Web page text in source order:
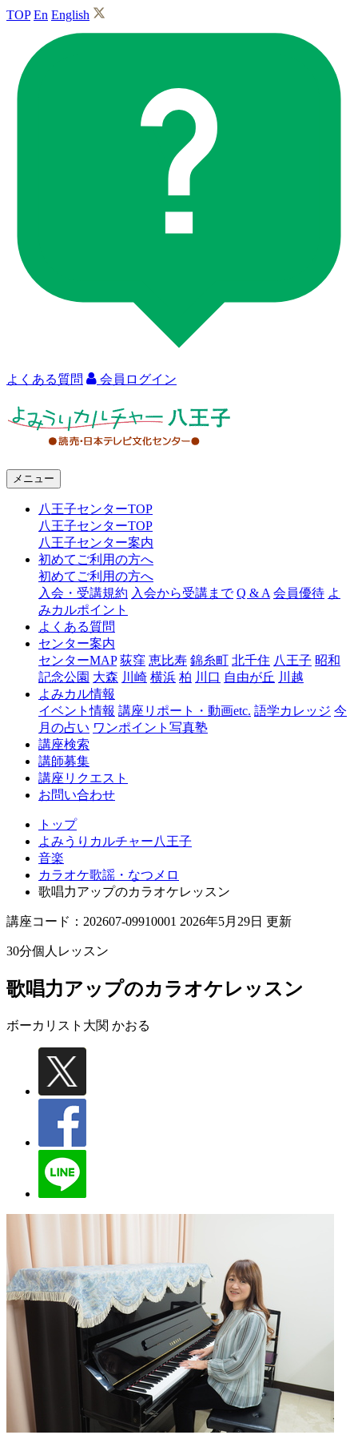
TOP En English
よくある質問 会員ログイン
ャ
王
メニュー
八王子センターTOP
八王子センターTOP
八王子センター案内
初めてご利用の方へ
初めてご利用の方へ
入会・受講規約 入会から受講まで Q & A 会員優待 よ
みカルポイント
よくある質問
センター案内
センターMAP 荻窪 恵比寿 錦糸町 北千住 八王子 昭和
記念公園 大森 川崎 横浜 柏 川口 自由が丘 川越
よみカル情報
イベント情報 講座リポート・動画etc. 語学カレッジ 今
月の占い ワンポイント写真塾
講座検索
講師募集
講座リクエスト
お問い合わせ
トップ
よみうりカルチャー八王子
音楽
カラオケ歌謡・なつメロ
歌唱力アップのカラオケレッスン
講座コード：202607-09910001 2026年5月29日 更新
30分個人レッスン
歌唱力アップのカラオケレッスン
ボーカリスト 大関 かおる